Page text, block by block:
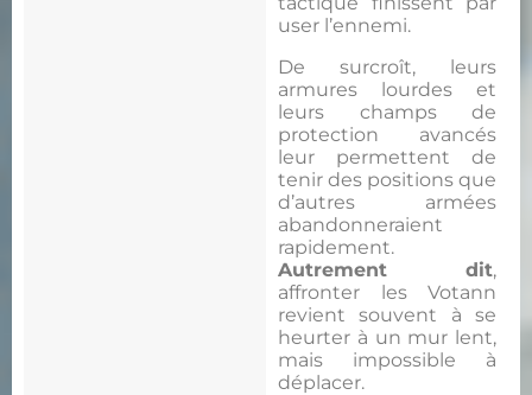
user l’ennemi.
De surcroît, leurs
armures lourdes et
leurs champs de
protection avancés
leur permettent de
tenir des positions que
d’autres armées
abandonneraient
rapidement.
Autrement dit,
affronter les Votann
revient souvent à se
heurter à un mur lent,
mais impossible à
déplacer.